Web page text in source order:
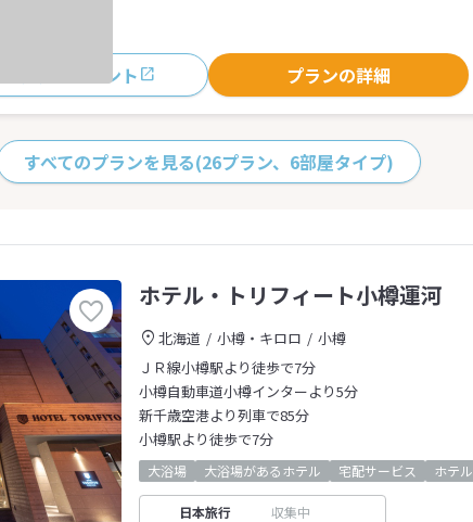
おすすめポイント プランの詳細
すべてのプランを見る(26プラン、6部屋タイプ)
ホテル・トリフィート小樽運河
北海道 小樽・キロロ
小樽
ＪＲ線小樽駅より徒歩で7分
小樽自動車道小樽インターより5分
新千歳空港より列車で85分
小樽駅より徒歩で7分
大浴場 大浴場があるホテル 宅配サービス ホテル
日本旅行 収集中